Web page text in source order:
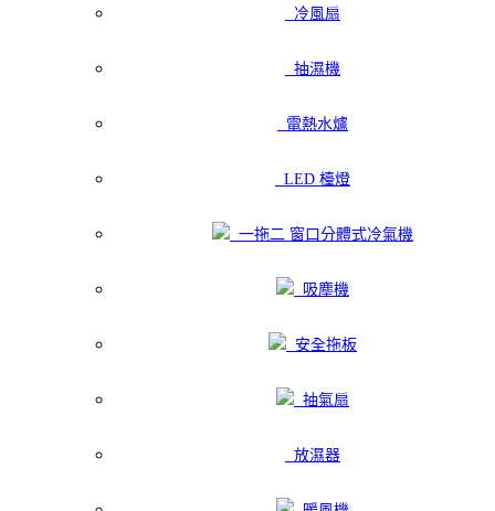
冷風扇
抽濕機
電熱水爐
LED 檯燈
一拖二 窗口分體式冷氣機
吸塵機
安全拖板
抽氣扇
放濕器